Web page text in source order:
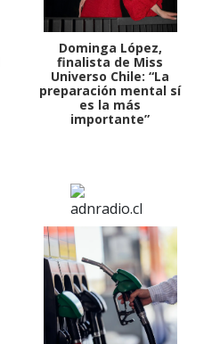
Dominga López,
finalista de Miss
Universo Chile: “La
preparación mental sí
es la más
importante”